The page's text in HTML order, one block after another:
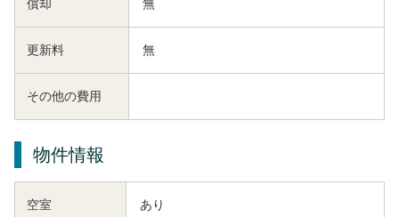
償却 無
更新料 無
その他の費用
物件情報
空室 あり